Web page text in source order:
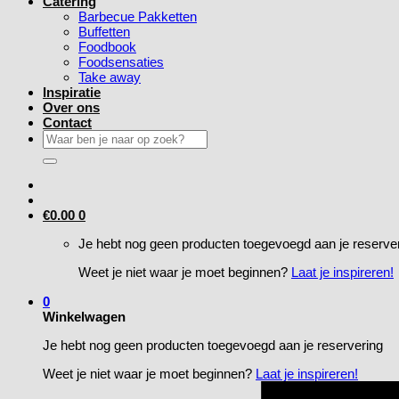
Barbecue Pakketten
Buffetten
Foodbook
Foodsensaties
Take away
Inspiratie
Over ons
Contact
Zoeken
naar:
€0.00 0
Je hebt nog geen producten toegevoegd aan je
Weet je niet waar je moet beginnen? Laat je inspireren!
0
Winkelwagen
Je hebt nog geen producten toegevoegd aan je reservering
Weet je niet waar je moet beginnen? Laat je inspireren!